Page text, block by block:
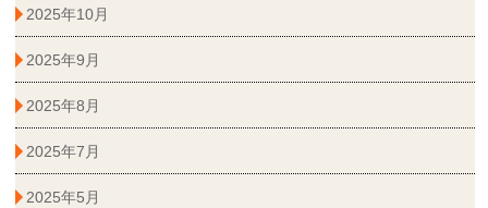
2025年10月
2025年9月
2025年8月
2025年7月
2025年5月